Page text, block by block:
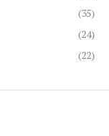
(35)
(24)
(22)